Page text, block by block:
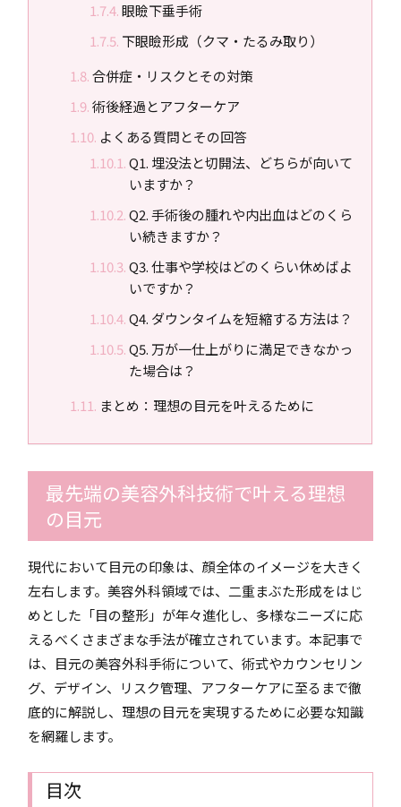
眼瞼下垂手術
下眼瞼形成（クマ・たるみ取り）
合併症・リスクとその対策
術後経過とアフターケア
よくある質問とその回答
Q1. 埋没法と切開法、どちらが向いて
いますか？
Q2. 手術後の腫れや内出血はどのくら
い続きますか？
Q3. 仕事や学校はどのくらい休めばよ
いですか？
Q4. ダウンタイムを短縮する方法は？
Q5. 万が一仕上がりに満足できなかっ
た場合は？
まとめ：理想の目元を叶えるために
最先端の美容外科技術で叶える理想
の目元
現代において目元の印象は、顔全体のイメージを大きく
左右します。美容外科領域では、二重まぶた形成をはじ
めとした「目の整形」が年々進化し、多様なニーズに応
えるべくさまざまな手法が確立されています。本記事で
は、目元の美容外科手術について、術式やカウンセリン
グ、デザイン、リスク管理、アフターケアに至るまで徹
底的に解説し、理想の目元を実現するために必要な知識
を網羅します。
目次